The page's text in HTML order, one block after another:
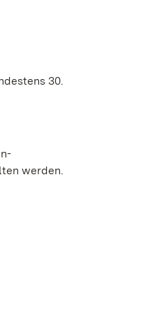
30.
werden.